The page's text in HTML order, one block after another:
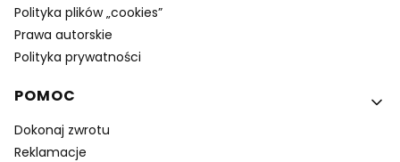
Polityka plików „cookies”
Prawa autorskie
Polityka prywatności
POMOC
Dokonaj zwrotu
Reklamacje